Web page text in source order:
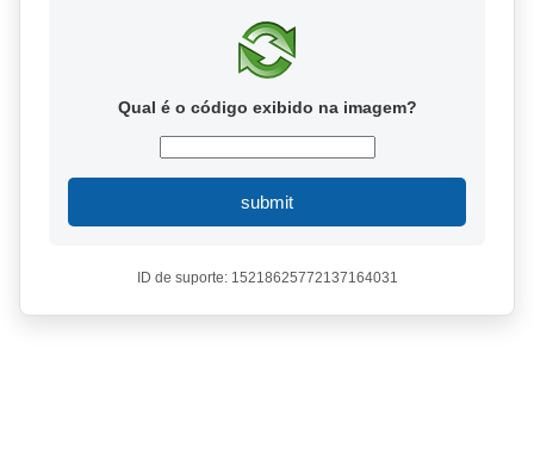
Qual é o código exibido na imagem?
submit
ID de suporte: 15218625772137164031